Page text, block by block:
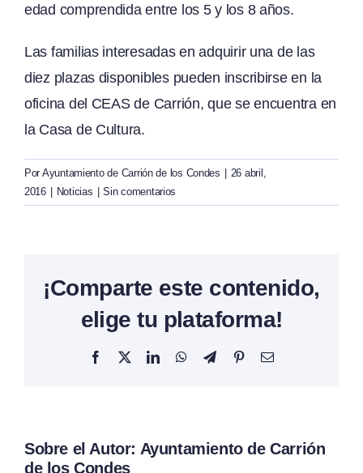
edad comprendida entre los 5 y los 8 años.
Las familias interesadas en adquirir una de las
diez plazas disponibles pueden inscribirse en la
oficina del CEAS de Carrión, que se encuentra en
la Casa de Cultura.
Por Ayuntamiento de Carrión de los Condes
26 abril,
2016
Noticias Sin comentarios
¡Comparte este contenido,
elige tu plataforma!
Facebook
X LinkedInWhatsAppTelegramPinterestCorreo
Sobre el Autor: Ayuntamiento de Carrión
de los Condes